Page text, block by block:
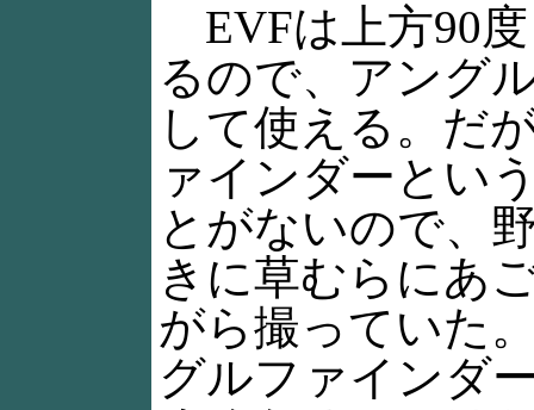
EVFは上方90
るので、アング
して使える。だ
ァインダーとい
とがないので、
きに草むらにあ
がら撮っていた
グルファインダ